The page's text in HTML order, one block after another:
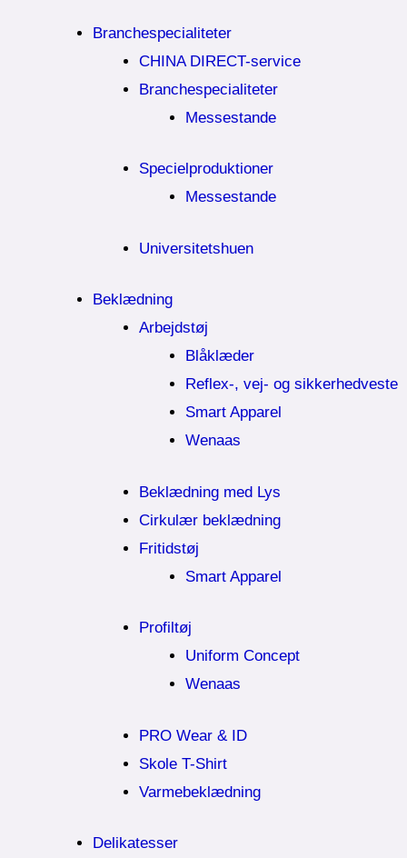
Branchespecialiteter
CHINA DIRECT-service
Branchespecialiteter
Messestande
Specielproduktioner
Messestande
Universitetshuen
Beklædning
Arbejdstøj
Blåklæder
Reflex-, vej- og sikkerhedveste
Smart Apparel
Wenaas
Beklædning med Lys
Cirkulær beklædning
Fritidstøj
Smart Apparel
Profiltøj
Uniform Concept
Wenaas
PRO Wear & ID
Skole T-Shirt
Varmebeklædning
Delikatesser